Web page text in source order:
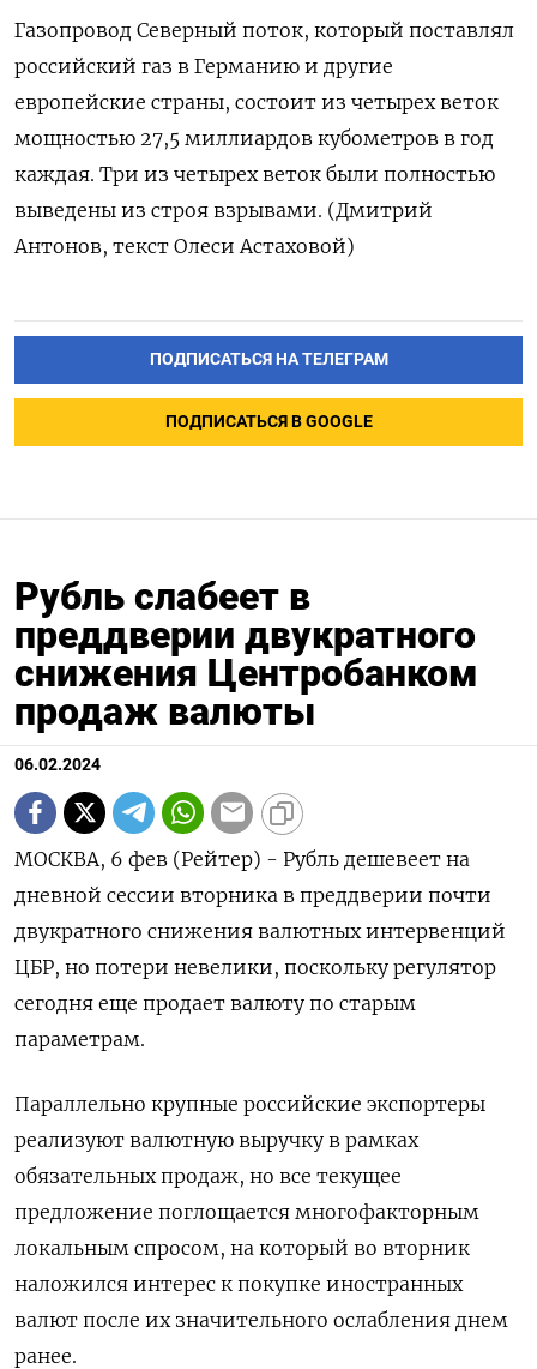
Газопровод Северный поток, который поставлял
российский газ в Германию и другие
европейские страны, состоит из четырех веток
мощностью 27,5 миллиардов кубометров в год
каждая. Три из четырех веток были полностью
выведены из строя взрывами. (Дмитрий
Антонов, текст Олеси Астаховой)
ПОДПИСАТЬСЯ НА ТЕЛЕГРАМ
ПОДПИСАТЬСЯ В GOOGLE
Рубль слабеет в
преддверии двукратного
снижения Центробанком
продаж валюты
06.02.2024
МОСКВА, 6 фев (Рейтер) - Рубль дешевеет на
дневной сессии вторника в преддверии почти
двукратного снижения валютных интервенций
ЦБР, но потери невелики, поскольку регулятор
сегодня еще продает валюту по старым
параметрам.
Параллельно крупные российские экспортеры
реализуют валютную выручку в рамках
обязательных продаж, но все текущее
предложение поглощается многофакторным
локальным спросом, на который во вторник
наложился интерес к покупке иностранных
валют после их значительного ослабления днем
ранее.